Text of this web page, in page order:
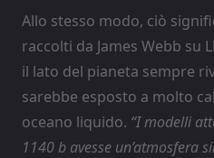
Allo stesso modo, ciò
raccolti da James Webb su
il lato del pianeta sempre
sarebbe esposto a molto
oceano liquido. “I modelli
1140 b avesse un’atmosfera